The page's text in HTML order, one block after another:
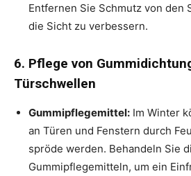
Entfernen Sie Schmutz von den
die Sicht zu verbessern.
6. Pflege von
Türschwellen
Gummipflegemittel: Im Winter
an Türen und Fenstern durch
spröde werden. Behandeln Sie
Gummipflegemitteln, um ein